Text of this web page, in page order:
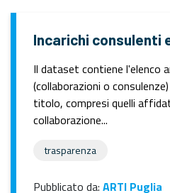
Incarichi consulenti
Il dataset contiene l'elenco
(collaborazioni o
titolo, compresi quelli
collaborazione...
trasparenza
Pubblicato da: ARTI Puglia